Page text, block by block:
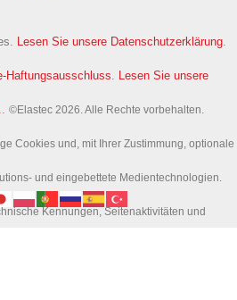
Lesen Sie unsere Datenschutzerklärung.
Haftungsausschluss. Lesen Sie unsere
. ©Elastec 2026. Alle Rechte vorbehalten.
Cookies und, mit Ihrer Zustimmung, optionale
und eingebettete Medientechnologien.
Kennungen, Seitenaktivitäten und